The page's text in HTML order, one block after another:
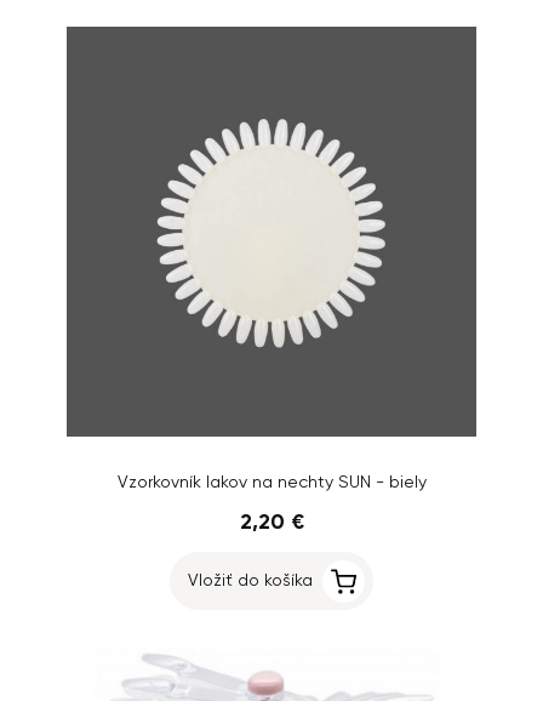
Vzorkovník lakov na nechty SUN - biely
2,20 €
Vložiť do košíka